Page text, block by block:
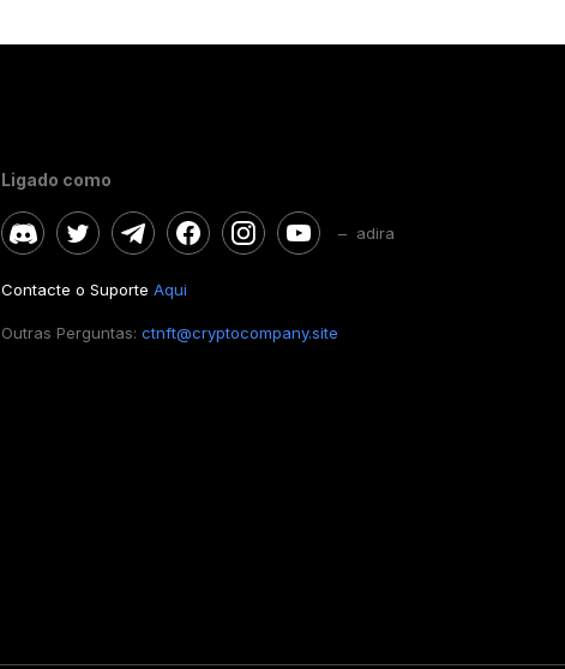
Ligado como
– adira
Contacte o Suporte Aqui
Outras Perguntas: ctnft@cryptocompany.site